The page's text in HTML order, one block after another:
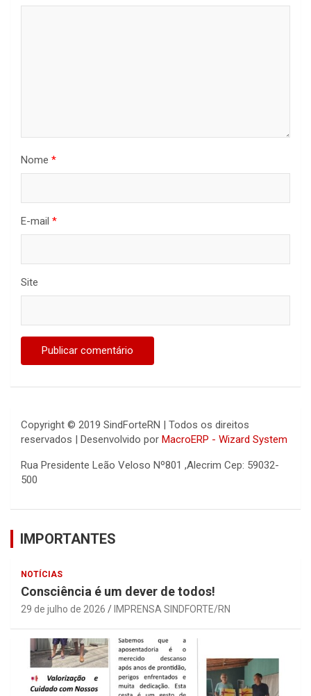
Nome *
E-mail *
Site
Copyright © 2019 SindForteRN | Todos os direitos
reservados | Desenvolvido por MacroERP - Wizard System
Rua Presidente Leão Veloso Nº801 ,Alecrim Cep: 59032-
500
IMPORTANTES
NOTÍCIAS
Consciência é um dever de todos!
29 de julho de 2026 IMPRENSA SINDFORTE/RN